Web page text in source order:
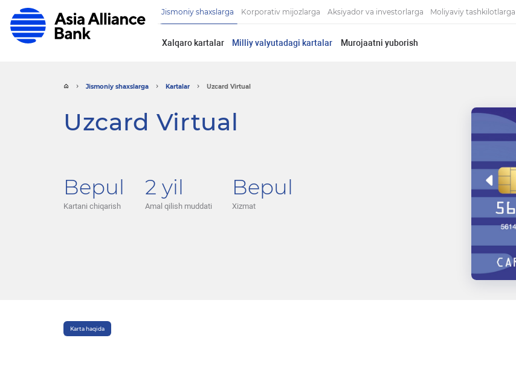
Jismoniy shaxslarga Korporativ mijozlarga Aksiyador va investorlarga Moliyaviy tashkilotlarga
Xalqaro kartalar Milliy valyutadagi kartalar Murojaatni yuborish
Jismoniy shaxslarga Kartalar Uzcard Virtual
Uzcard Virtual
Bepul
Kartani chiqarish
2 yil
Amal qilish muddati
Bepul
Xizmat
Karta haqida